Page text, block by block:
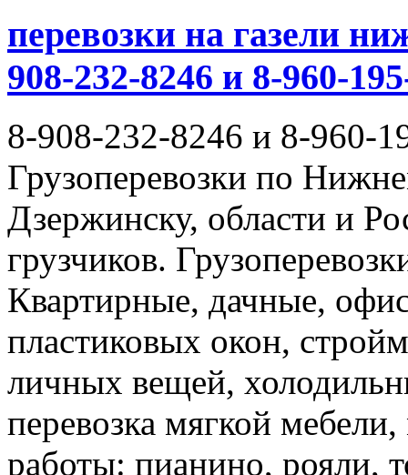
перевозки на газели
908-232-8246 и 8-960-
8-908-232-8246 и 8-960-
Грузоперевозки по
Дзержинску, области и
грузчиков.
Квартирные, дачные,
пластиковых окон,
личных вещей,
перевозка мягкой
работы: пианино, рояли,